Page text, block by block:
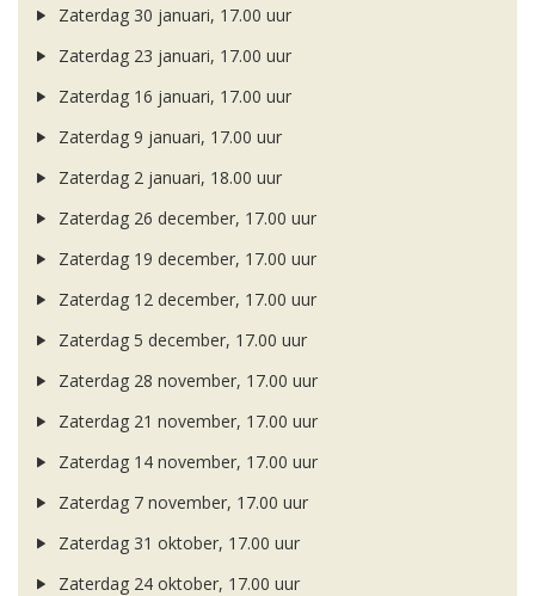
Zaterdag 30 januari, 17.00 uur
Zaterdag 23 januari, 17.00 uur
Zaterdag 16 januari, 17.00 uur
Zaterdag 9 januari, 17.00 uur
Zaterdag 2 januari, 18.00 uur
Zaterdag 26 december, 17.00 uur
Zaterdag 19 december, 17.00 uur
Zaterdag 12 december, 17.00 uur
Zaterdag 5 december, 17.00 uur
Zaterdag 28 november, 17.00 uur
Zaterdag 21 november, 17.00 uur
Zaterdag 14 november, 17.00 uur
Zaterdag 7 november, 17.00 uur
Zaterdag 31 oktober, 17.00 uur
Zaterdag 24 oktober, 17.00 uur